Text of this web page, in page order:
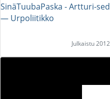
SinäTuubaPaska - Artturi-
― Urpoliitikko
Julkaistu